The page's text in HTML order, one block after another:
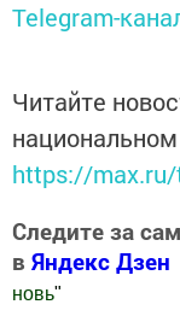
Telegram-
Читайте
https://
Следите за
в Яндекс Дзен
новь"